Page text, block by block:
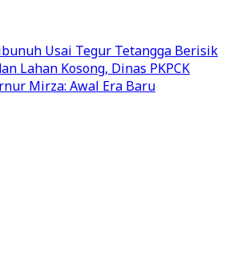
Usai Tegur Tetangga Berisik
Lahan Kosong, Dinas PKPCK
Mirza: Awal Era Baru